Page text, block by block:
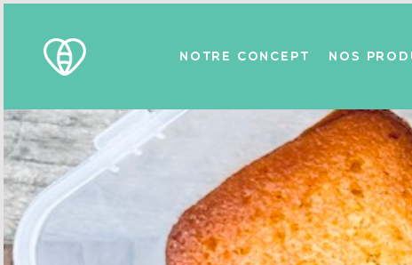
NOTRE CONCEPT NOS